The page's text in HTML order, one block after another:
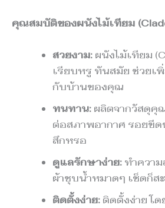
คุณสมบัติของผนังไม้เทียม
สวยงาม: ผนังไม้เทียม
เรียบหรู ทันสมัย ช่วยเ
กับบ้านของคุณ
ทนทาน: ผลิตจากวัสดุ
ต่อสภาพอากาศ รอยขี
สึกหรอ
ดูแลรักษาง่าย: ทำความ
ผ้าชุบน้ำหมาดๆ เช็ดก็ส
ติดตั้งง่าย: ติดตั้งง่าย โ